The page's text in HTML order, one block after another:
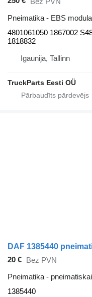
Pneimatika - EBS
4801061050 1867002
1818832
Igaunija, Tallinn
TruckParts Eesti OÜ
20 € Bez PVN
Pneimatika -
1385440